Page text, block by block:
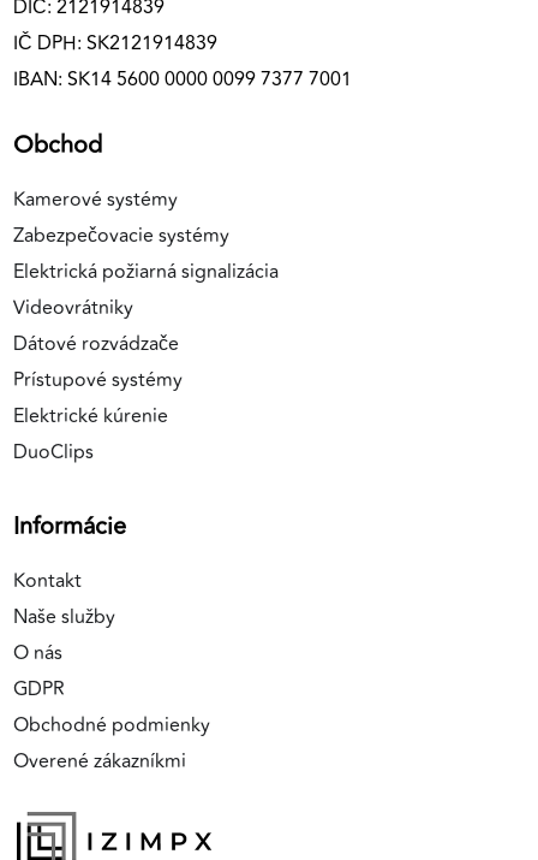
DIČ: 2121914839
IČ DPH: SK2121914839
IBAN: SK14 5600 0000 0099 7377 7001
Obchod
Kamerové systémy
Zabezpečovacie systémy
Elektrická požiarná signalizácia
Videovrátniky
Dátové rozvádzače
Prístupové systémy
Elektrické kúrenie
DuoClips
Informácie
Kontakt
Naše služby
O nás
GDPR
Obchodné podmienky
Overené zákazníkmi